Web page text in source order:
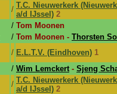
/ T.C. Nieuwerkerk
a/d IJssel) 2
/ Tom Moonen
/ Tom Moonen - Thorsten
/ E.L.T.V. (Eindhoven) 1
/ Wim Lemckert- Sjeng
/ T.C. Nieuwerkerk
a/d IJssel) 2